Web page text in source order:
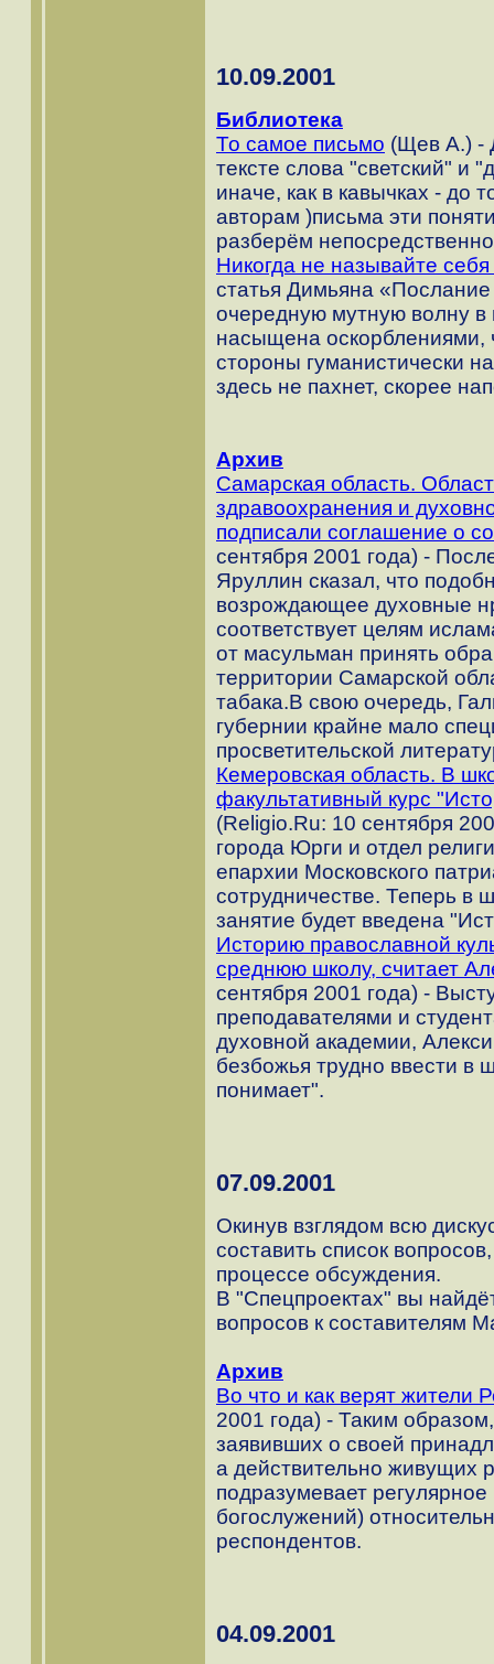
10.09.2001
Библиотека
То самое письмо (Щев А.) -
тексте слова "светский" и
иначе, как в кавычках - до
авторам )письма эти
разберём
Никогда не называйте
статья Димьяна
очередную мутную волну в
насыщена оскорблениями,
стороны гуманистически
здесь не пахнет, скорее
Архив
Самарская область.
здравоохранения и
подписали соглашение о
сентября 2001 года) -
Яруллин сказал, что
возрождающее духовные
соответствует целям
от масульман принять
территории Самарской
табака.В свою очередь,
губернии крайне мало
просветительской
Кемеровская область. В
факультативный курс
(Religio.Ru: 10 сентября
города Юрги и отдел
епархии Московского
сотрудничестве. Теперь в
занятие будет введена
Историю православной
среднюю школу, считает
сентября 2001 года) -
преподавателями и
духовной академии,
безбожья трудно ввести в
понимает".
07.09.2001
Окинув взглядом всю
составить список
процессе обсуждения.
В "Спецпроектах" вы
вопросов к составителям
Архив
Во что и как верят жители
2001 года) - Таким
заявивших о своей
а действительно живущих
подразумевает
богослужений)
респондентов.
04.09.2001